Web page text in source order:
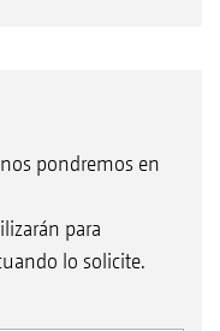
pondremos en
para
lo solicite.